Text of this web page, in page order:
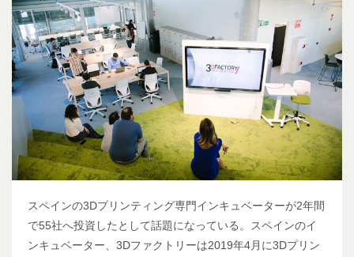
スペインの3Dプリンティング専門インキュベーターが2年間
で55社へ投資したとして話題になっている。スペインのイ
ンキュベーター、3Dファクトリーは2019年4月に3Dプリン